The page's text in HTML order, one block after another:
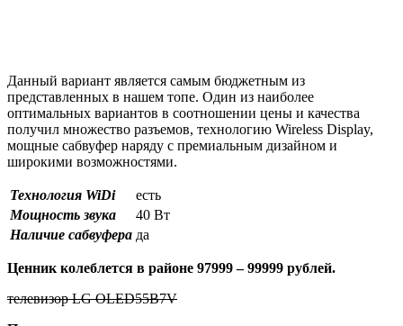
Данный вариант является самым бюджетным из
представленных в нашем топе. Один из наиболее
оптимальных вариантов в соотношении цены и качества
получил множество разъемов, технологию Wireless Display,
мощные сабвуфер наряду с премиальным дизайном и
широкими возможностями.
Технология WiDi
есть
Мощность звука
40 Вт
Наличие сабвуфера да
Ценник колеблется в районе 97999 – 99999 рублей.
телевизор LG OLED55B7V